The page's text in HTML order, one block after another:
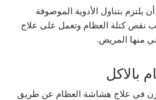
يلتزم بتناول الأدوية الموصوفة
نقص كتلة العظام وتعمل على علاج
منها المريض.
بالاكل
في علاج هشاشة العظام عن طريق